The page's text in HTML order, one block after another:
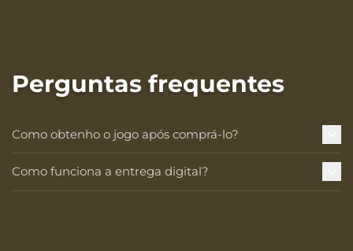
Perguntas frequentes
Como obtenho o jogo após comprá-lo?
Como funciona a entrega digital?